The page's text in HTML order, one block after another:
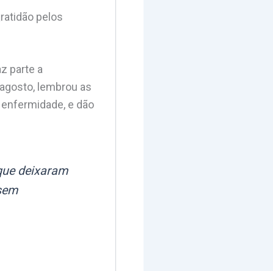
pelos
parte a
lembrou as
e dão
deixaram